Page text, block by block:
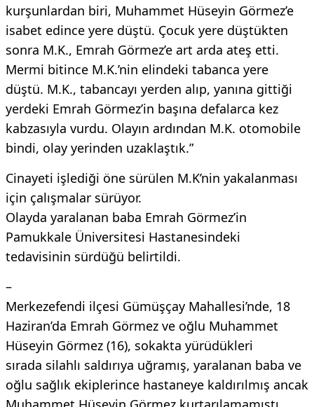
kurşunlardan biri, Muhammet Hüseyin Görmez’e
isabet edince yere düştü. Çocuk yere düştükten
sonra M.K., Emrah Görmez’e art arda ateş etti.
Mermi bitince M.K.’nin elindeki tabanca yere
düştü. M.K., tabancayı yerden alıp, yanına gittiği
yerdeki Emrah Görmez’in başına defalarca kez
kabzasıyla vurdu. Olayın ardından M.K. otomobile
bindi, olay yerinden uzaklaştık.”
Cinayeti işlediği öne sürülen M.K’nin yakalanması
için çalışmalar sürüyor.
Olayda yaralanan baba Emrah Görmez’in
Pamukkale Üniversitesi Hastanesindeki
tedavisinin sürdüğü belirtildi.
–
Merkezefendi ilçesi Gümüşçay Mahallesi’nde, 18
Haziran’da Emrah Görmez ve oğlu Muhammet
Hüseyin Görmez (16), sokakta yürüdükleri
sırada silahlı saldırıya uğramış, yaralanan baba ve
oğlu sağlık ekiplerince hastaneye kaldırılmış ancak